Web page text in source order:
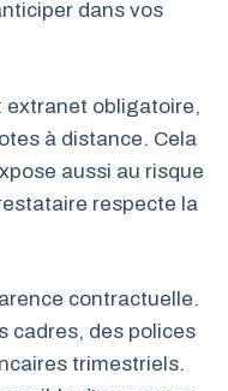
dans vos
extranet obligatoire,
à distance. Cela
aussi au risque
respecte la
contractuelle.
cadres, des polices
trimestriels.